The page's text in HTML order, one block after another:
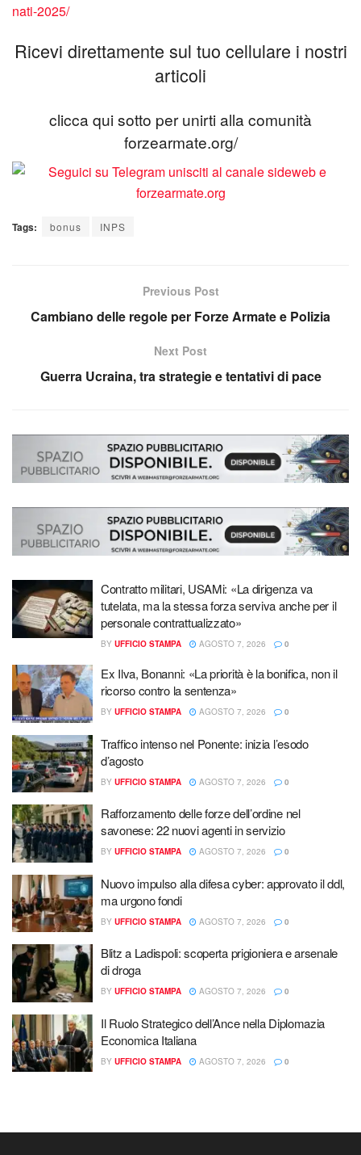
nati-2025/
Ricevi direttamente sul tuo cellulare i nostri
articoli
clicca qui sotto per unirti alla comunità
forzearmate.org/
Tags: bonus INPS
Previous Post
Cambiano delle regole per Forze Armate e Polizia
Next Post
Guerra Ucraina, tra strategie e tentativi di pace
Contratto militari, USAMi: «La dirigenza va
tutelata, ma la stessa forza serviva anche per il
personale contrattualizzato»
BY UFFICIO STAMPA AGOSTO 7, 2026 0
Ex Ilva, Bonanni: «La priorità è la bonifica, non il
ricorso contro la sentenza»
BY UFFICIO STAMPA AGOSTO 7, 2026 0
Traffico intenso nel Ponente: inizia l’esodo
d’agosto
BY UFFICIO STAMPA AGOSTO 7, 2026 0
Rafforzamento delle forze dell’ordine nel
savonese: 22 nuovi agenti in servizio
BY UFFICIO STAMPA AGOSTO 7, 2026 0
Nuovo impulso alla difesa cyber: approvato il ddl,
ma urgono fondi
BY UFFICIO STAMPA AGOSTO 7, 2026 0
Blitz a Ladispoli: scoperta prigioniera e arsenale
di droga
BY UFFICIO STAMPA AGOSTO 7, 2026 0
Il Ruolo Strategico dell’Ance nella Diplomazia
Economica Italiana
BY UFFICIO STAMPA AGOSTO 7, 2026 0